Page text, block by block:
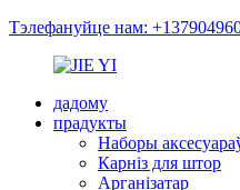
Тэлефануйце нам:
дадому
прадукты
Наборы
Карніз для штор
Арганізатар